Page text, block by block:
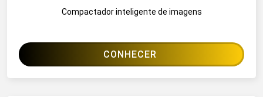
Compactador inteligente de imagens
CONHECER